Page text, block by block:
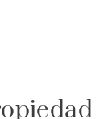
75 m² with a
The 22 m²